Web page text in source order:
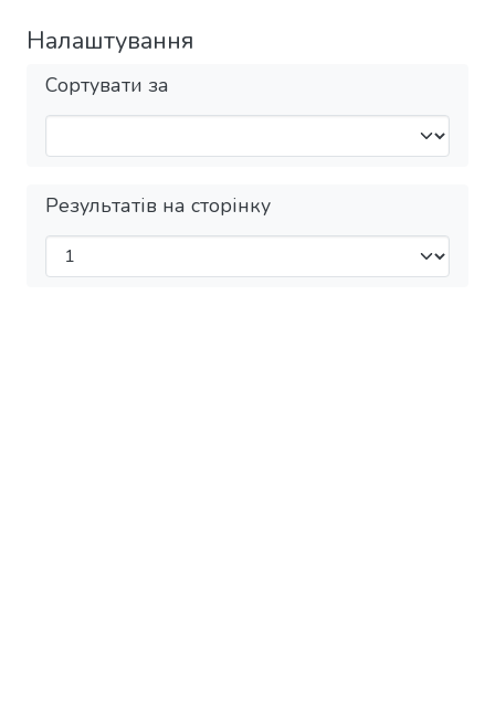
Налаштування
Сортувати за
Результатів на сторінку